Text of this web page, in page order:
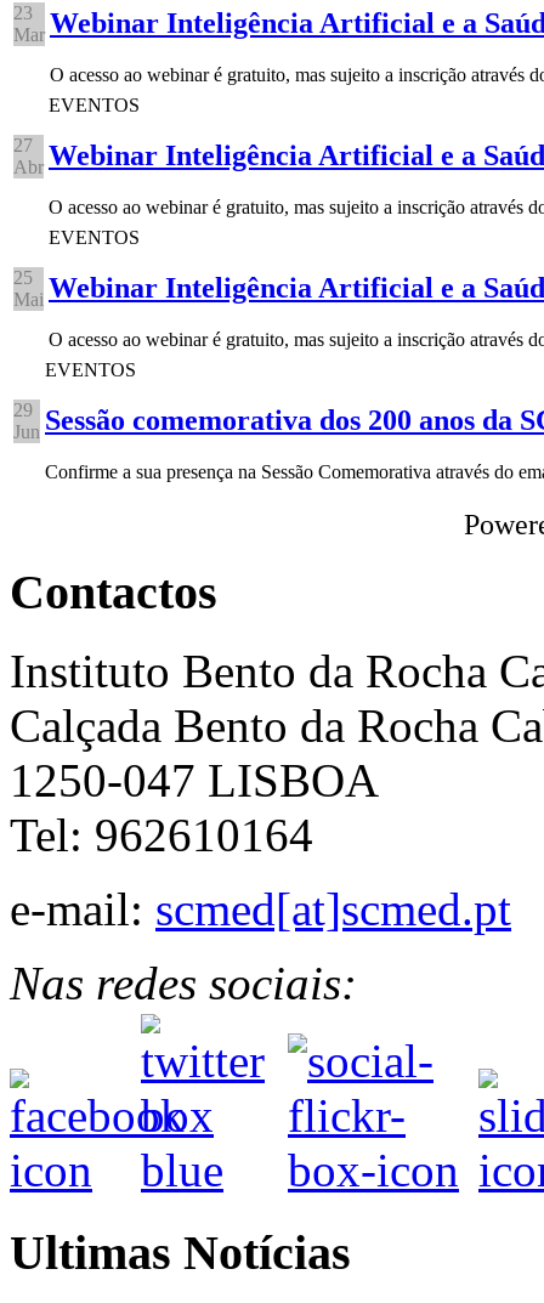
23
Mar Webinar Inteligência Artificial e a
O acesso ao webinar é gratuito, mas sujeito a inscrição através
27
Abr
EVENTOS
Webinar Inteligência Artificial e a
O acesso ao webinar é gratuito, mas sujeito a inscrição através
25
Mai
EVENTOS
Webinar Inteligência Artificial e a
O acesso ao webinar é gratuito, mas sujeito a inscrição através
29
Jun
EVENTOS
Sessão comemorativa dos 200 anos da
Confirme a sua presença na Sessão Comemorativa através do
Contactos
Instituto Bento da Rocha
Calçada Bento da Rocha
1250-047 LISBOA
Tel: 962610164
e-mail: scmed[at]scmed.pt
Nas redes sociais:
Ultimas Notícias